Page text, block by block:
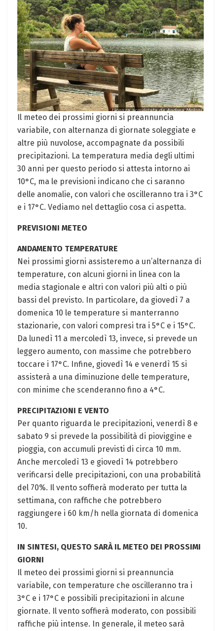
Il meteo dei prossimi giorni si preannuncia
variabile, con alternanza di giornate soleggiate e
altre più nuvolose, accompagnate da possibili
precipitazioni. La temperatura media degli ultimi
30 anni per questo periodo si attesta intorno ai
10°C, ma le previsioni indicano che ci saranno
delle anomalie, con valori che oscilleranno tra i 3°C
e i 17°C. Vediamo nel dettaglio cosa ci aspetta.
PREVISIONI METEO
ANDAMENTO TEMPERATURE
Nei prossimi giorni assisteremo a un’alternanza di
temperature, con alcuni giorni in linea con la
media stagionale e altri con valori più alti o più
bassi del previsto. In particolare, da giovedì 7 a
domenica 10 le temperature si manterranno
stazionarie, con valori compresi tra i 5°C e i 15°C.
Da lunedì 11 a mercoledì 13, invece, si prevede un
leggero aumento, con massime che potrebbero
toccare i 17°C. Infine, giovedì 14 e venerdì 15 si
assisterà a una diminuzione delle temperature,
con minime che scenderanno fino a 4°C.
PRECIPITAZIONI E VENTO
Per quanto riguarda le precipitazioni, venerdì 8 e
sabato 9 si prevede la possibilità di pioviggine e
pioggia, con accumuli previsti di circa 10 mm.
Anche mercoledì 13 e giovedì 14 potrebbero
verificarsi delle precipitazioni, con una probabilità
del 70%. Il vento soffierà moderato per tutta la
settimana, con raffiche che potrebbero
raggiungere i 60 km/h nella giornata di domenica
10.
IN SINTESI, QUESTO SARÀ IL METEO DEI PROSSIMI
GIORNI
Il meteo dei prossimi giorni si preannuncia
variabile, con temperature che oscilleranno tra i
3°C e i 17°C e possibili precipitazioni in alcune
giornate. Il vento soffierà moderato, con possibili
raffiche più intense. In generale, il meteo sarà